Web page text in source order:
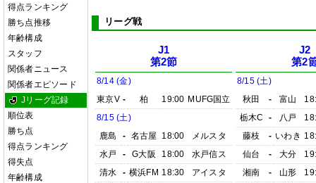
得点ランキング
勝ち点推移
年齢構成
スタッフ
関係者ニュース
関係者エピソード
Jリーグ記録
順位表
勝ち点
得点ランキング
得失点
年齢構成
リーグ戦
J1
第2節
8/14 (金)
東京V - 柏 19:00 MUFG国立
8/15 (土)
鹿島
- 名古屋 18:00
メルスタ
水戸
- G大阪 18:00
水戸信ス
清水
- 横浜FM 18:30
アイスタ
J2
第2
8/15 (土)
秋田
- 富山
栃木C
- 八戸
藤枝
- いわき
仙台
- 大分
湘南
- 山形